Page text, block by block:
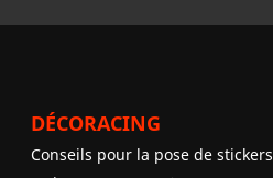
DÉCORACING
Conseils pour la pose de stickers